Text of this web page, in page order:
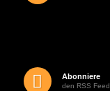
Abonniere
den RSS Feed